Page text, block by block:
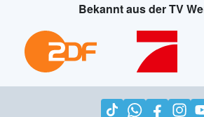
Bekannt aus der TV